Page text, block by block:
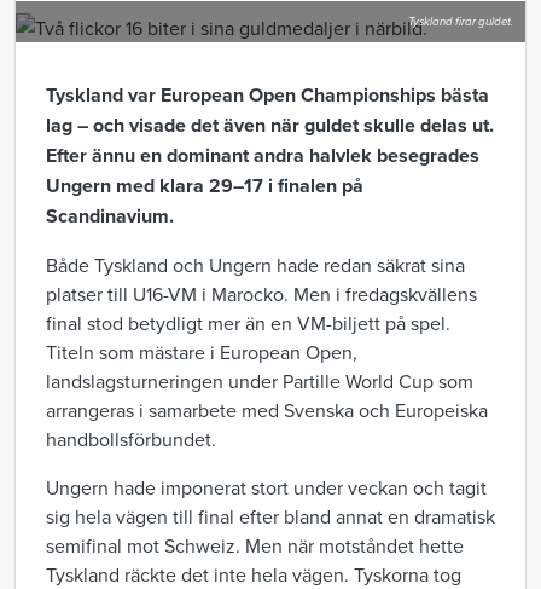
Tyskland firar guldet.
Tyskland var European Open Championships bästa
lag – och visade det även när guldet skulle delas ut.
Efter ännu en dominant andra halvlek besegrades
Ungern med klara 29–17 i finalen på
Scandinavium.
Både Tyskland och Ungern hade redan säkrat sina
platser till U16-VM i Marocko. Men i fredagskvällens
final stod betydligt mer än en VM-biljett på spel.
Titeln som mästare i European Open,
landslagsturneringen under Partille World Cup som
arrangeras i samarbete med Svenska och Europeiska
handbollsförbundet.
Ungern hade imponerat stort under veckan och tagit
sig hela vägen till final efter bland annat en dramatisk
semifinal mot Schweiz. Men när motståndet hette
Tyskland räckte det inte hela vägen. Tyskorna tog